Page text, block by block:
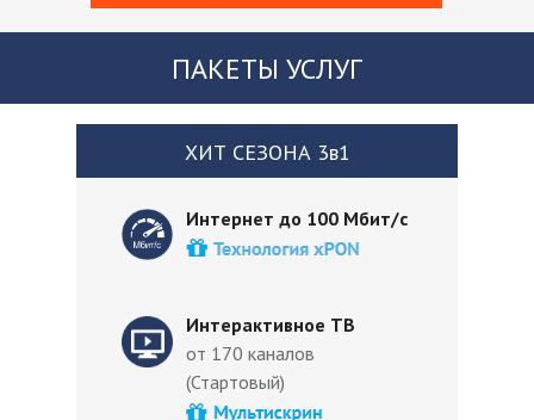
Интерактивное ТВ
от 170 каналов
(Стартовый)
ХИТ СЕЗОНА 3в1
ПАКЕТЫ УСЛУГ
Интернет до 100 Мбит/с